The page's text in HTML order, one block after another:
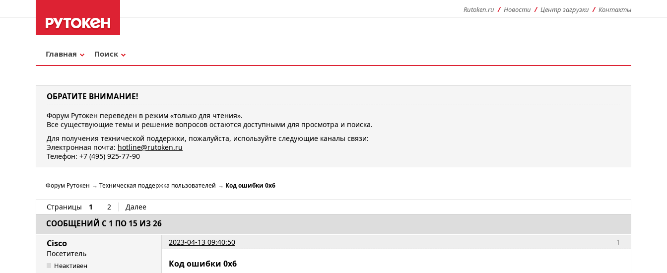
Rutoken.ru Новости Центр загрузки Контакты
Главная Поиск
ОБРАТИТЕ ВНИМАНИЕ!
Форум Рутокен переведен в режим «только для чтения».
Все существующие темы и решение вопросов остаются доступными для просмотра и поиска.
Для получения технической поддержки, пожалуйста, используйте следующие каналы связи:
Электронная почта: hotline@rutoken.ru
Телефон: +7 (495) 925-77-90
Форум Рутокен → Техническая поддержка пользователей → Код ошибки 0х6
Страницы 1 2 Далее
СООБЩЕНИЙ С 1 ПО 15 ИЗ 26
1
Cisco
2023-04-13 09:40:50
Посетитель
Неактивен Код ошибки 0х6